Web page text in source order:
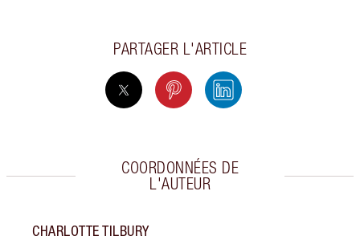
PARTAGER L'ARTICLE
COORDONNÉES DE
L'AUTEUR
CHARLOTTE TILBURY